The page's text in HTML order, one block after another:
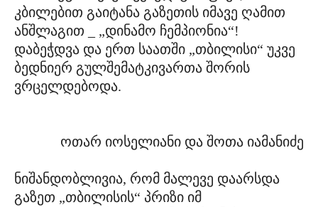
კბილებით გაიტანა გაზეთის იმავე ღამით
ანშლაგით _ „დინამო ჩემპიონია“!
დაბეჭდვა და ერთ საათში „თბილისი“ უკვე
ბედნიერ გულშემატკივართა შორის
ვრცელდებოდა.
ოთარ იოსელიანი და შოთა იამანიძე
ნიშანდობლივია, რომ მალევე დაარსდა
გაზეთ „თბილისის“ პრიზი იმ